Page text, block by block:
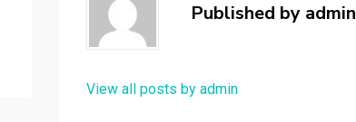
Published by admin
View all posts by admin